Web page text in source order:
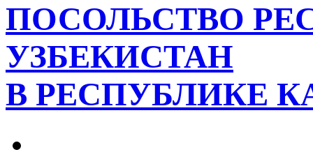
ПОСОЛЬСТВО
УЗБЕКИСТАН
В РЕСПУБЛИКЕ